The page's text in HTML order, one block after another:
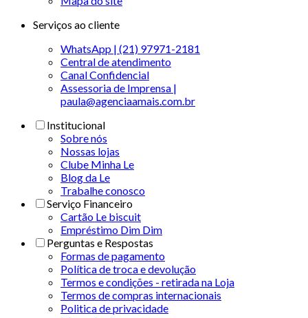
Serviços ao cliente
WhatsApp | (21) 97971-2181
Central de atendimento
Canal Confidencial
Assessoria de Imprensa |
paula@agenciaamais.com.br
Institucional
Sobre nós
Nossas lojas
Clube Minha Le
Blog da Le
Trabalhe conosco
Serviço Financeiro
Cartão Le biscuit
Empréstimo Dim Dim
Perguntas e Respostas
Formas de pagamento
Política de troca e devolução
Termos e condições - retirada na Loja
Termos de compras internacionais
Politica de privacidade